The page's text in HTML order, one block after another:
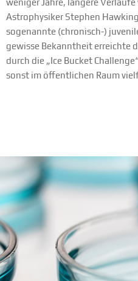
weniger Jahre, längere
Astrophysiker Stephen
sogenannte (chronisch-)
gewisse Bekanntheit erreichte
durch die „Ice Bucket
sonst im öffentlichen Raum